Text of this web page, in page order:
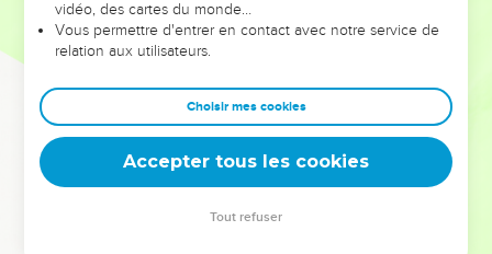
sont elles qui les ont façonnés.
Dans cette conférence, leaders, entrepreneurs, et responsables
clés pour avancer avec plus de sagesse afin que leurs erreurs
deviennent vos tremplins. Que vous guidiez un ministère, une
équipe, un groupe ou une famille, leur expérience est faite
vidéo, des cartes du monde…
Vous permettre d'entrer en contact avec notre service de
relation aux utilisateurs.
Choisir mes cookies
Accepter tous les cookies
Tout refuser